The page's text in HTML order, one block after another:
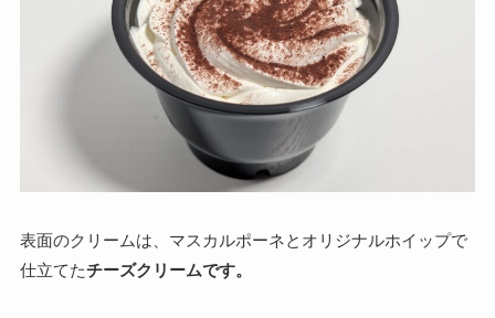
表面のクリームは、マスカルポーネとオリジナルホイップで
仕立てたチーズクリームです。